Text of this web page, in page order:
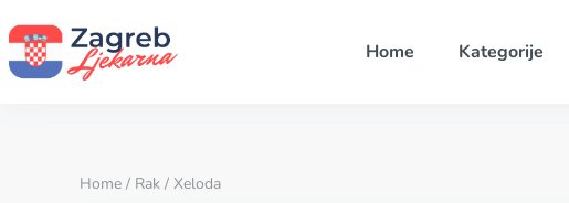
Home Kategorije
Home / Rak / Xeloda